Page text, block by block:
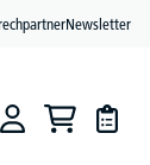
Newsletter